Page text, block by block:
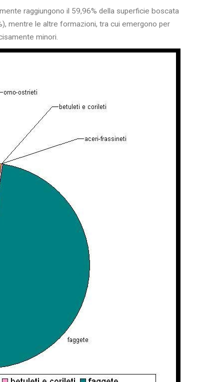
raggiungono il 59,96% della superficie boscata
mentre le altre formazioni, tra cui emergono per
minori.